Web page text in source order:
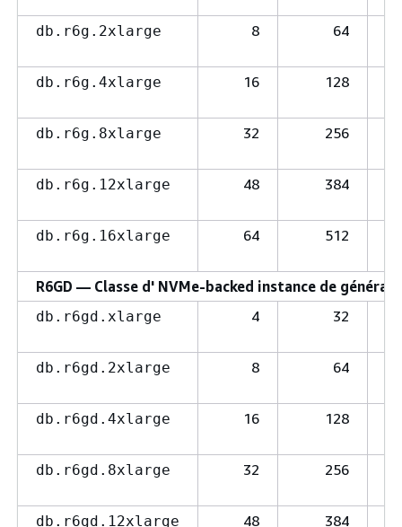
db.r6g.2xlarge 8 64
db.r6g.4xlarge 16 128
db.r6g.8xlarge 32 256
db.r6g.12xlarge 48 384
db.r6g.16xlarge 64 512
R6GD — Classe d' NVMe-backed instance de
db.r6gd.xlarge 4 32
db.r6gd.2xlarge 8 64
db.r6gd.4xlarge 16 128
db.r6gd.8xlarge 32 256
db.r6gd.12xlarge 48 384